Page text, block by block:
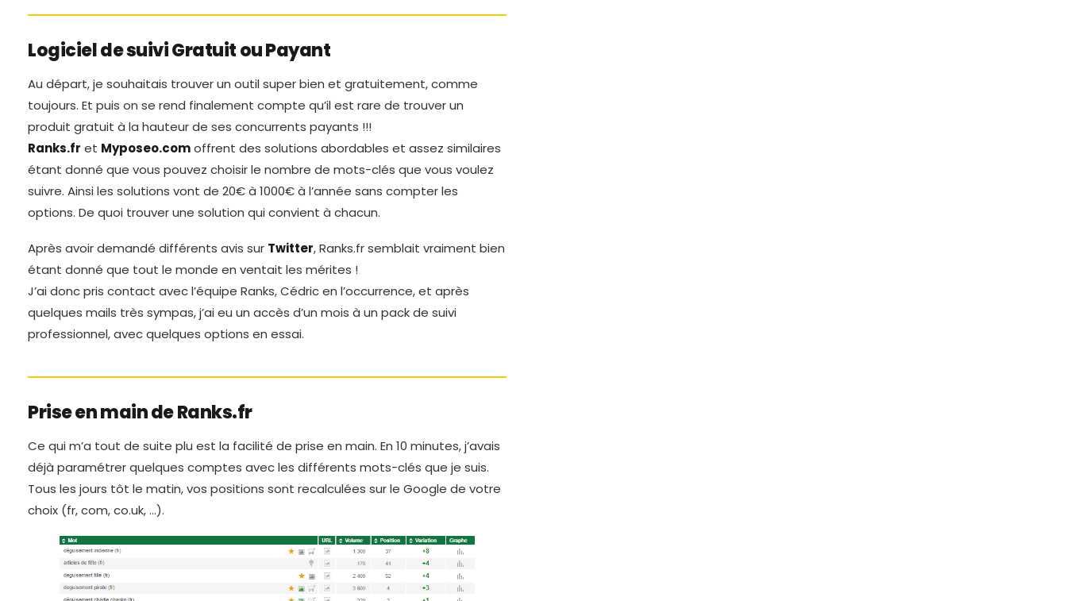
Logiciel de suivi Gratuit ou Payant
Au départ, je souhaitais trouver un outil super bien et gratuitement, comme
toujours. Et puis on se rend finalement compte qu’il est rare de trouver un
produit gratuit à la hauteur de ses concurrents payants !!!
Ranks.fr et Myposeo.comoffrent des solutions abordables et assez similaires
étant donné que vous pouvez choisir le nombre de mots-clés que vous voulez
suivre. Ainsi les solutions vont de 20€ à 1000€ à l’année sans compter les
options. De quoi trouver une solution qui convient à chacun.
Après avoir demandé différents avis sur Twitter, Ranks.fr semblait vraiment bien
étant donné que tout le monde en ventait les mérites !
J’ai donc pris contact avec l’équipe Ranks, Cédric en l’occurrence, et après
quelques mails très sympas, j’ai eu un accès d’un mois à un pack de suivi
professionnel, avec quelques options en essai.
Prise en main de Ranks.fr
Ce qui m’a tout de suite plu est la facilité de prise en main. En 10 minutes, j’avais
déjà paramétrer quelques comptes avec les différents mots-clés que je suis.
Tous les jours tôt le matin, vos positions sont recalculées sur le Google de votre
choix (fr, com, co.uk, …).